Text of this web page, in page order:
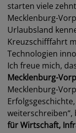
starten viele
Mecklenburg-
Urlaubsland
Kreuzschifffahrt
Technologien
Ich freue mich,
Mecklenburg-
Mecklenburg-
für Wirtschaft,